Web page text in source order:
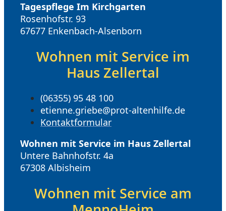
Tagespflege Im Kirchgarten
Rosenhofstr. 93
67677 Enkenbach-Alsenborn
Wohnen mit Service im
Haus Zellertal
(06355) 95 48 100
etienne.griebe@prot-altenhilfe.de
Kontaktformular
Wohnen mit Service im Haus Zellertal
Untere Bahnhofstr. 4a
67308 Albisheim
Wohnen mit Service am